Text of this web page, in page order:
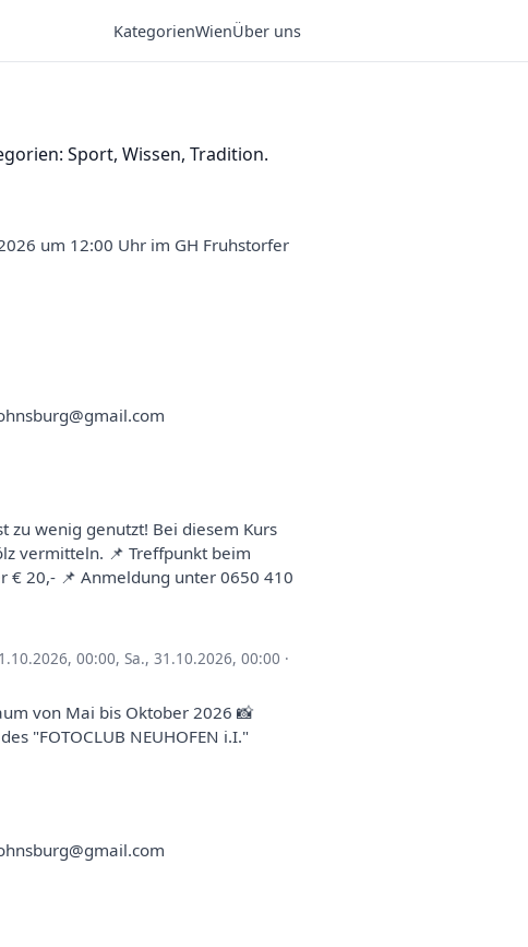
KategorienWienÜber uns
Sport, Wissen, Tradition.
um 12:00 Uhr im GH Fruhstorfer
zu wenig genutzt! Bei diesem Kurs
vermitteln. 📌 Treffpunkt beim
€ 20,- 📌 Anmeldung unter 0650 410
00:00, Sa., 31.10.2026, 00:00 ·
von Mai bis Oktober 2026 📸
"FOTOCLUB NEUHOFEN i.I."